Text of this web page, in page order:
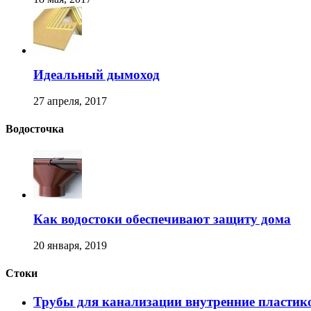
Идеальный дымоход
27 апреля, 2017
Водосточка
Как водостоки обеспечивают защиту дома
20 января, 2019
Стоки
Трубы для канализации внутренние